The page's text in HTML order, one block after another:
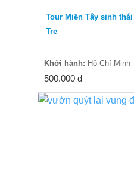
Tour Miền Tây sinh
Tre
Khởi hành: Hồ Chí Minh
500.000 đ